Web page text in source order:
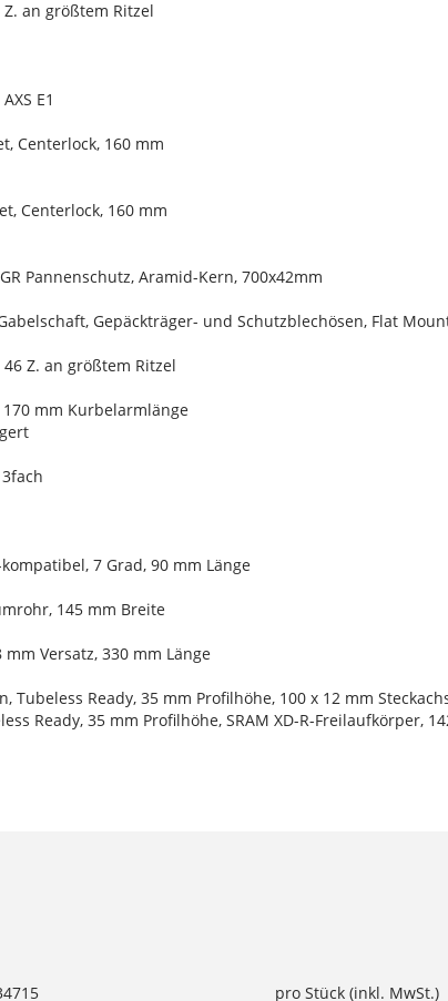
Z. an größtem Ritzel
E1
Centerlock, 160 mm
Centerlock, 160 mm
Pannenschutz, Aramid-Kern, 700x42mm
Gepäckträger- und Schutzblechösen, Flat
46 Z. an größtem Ritzel
170 mm Kurbelarmlänge
7 Grad, 90 mm Länge
145 mm Breite
Versatz, 330 mm Länge
Tubeless Ready, 35 mm Profilhöhe, 100 x 12 mm
Ready, 35 mm Profilhöhe, SRAM XD-R-Freilaufkörper,
pro Stück (inkl. MwSt.)